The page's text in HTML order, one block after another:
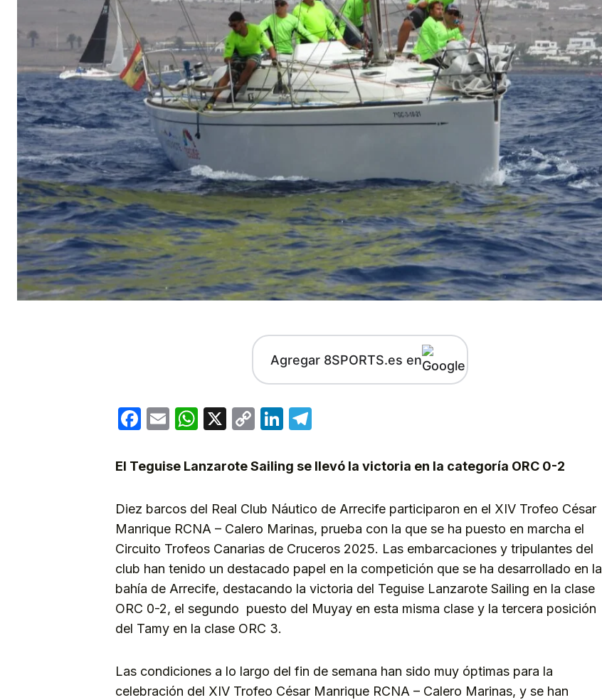
Agregar 8SPORTS.es en
Facebook
EmailWhatsApp
X
CopyLinkedIn
El Teguise Lanzarote Sailing se llevó la victoria en la categoría ORC 0-2
Diez barcos del Real Club Náutico de Arrecife participaron en el XIV Trofeo César
Manrique RCNA – Calero Marinas, prueba con la que se ha puesto en marcha el
Circuito Trofeos Canarias de Cruceros 2025. Las embarcaciones y tripulantes del
club han tenido un destacado papel en la competición que se ha desarrollado en la
bahía de Arrecife, destacando la victoria del Teguise Lanzarote Sailing en la clase
ORC 0-2, el segundo puesto del Muyay en esta misma clase y la tercera posición
del Tamy en la clase ORC 3.
Las condiciones a lo largo del fin de semana han sido muy óptimas para la
celebración del XIV Trofeo César Manrique RCNA – Calero Marinas, y se han